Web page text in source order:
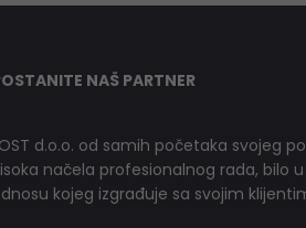
NAŠ PARTNER
d.o.o. od samih početaka svojeg
načela profesionalnog rada, bilo
kojeg izgrađuje sa svojim